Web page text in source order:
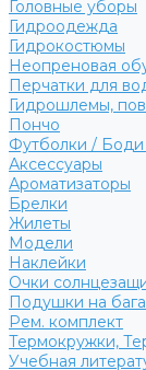
Головные уборы
Гидроодежда
Гидрокостюмы
Неопреновая
Перчатки для
Гидрошлемы,
Пончо
Футболки /
Аксессуары
Ароматизаторы
Брелки
Жилеты
Модели
Наклейки
Очки
Подушки на
Рем. комплект
Термокружки,
Учебная